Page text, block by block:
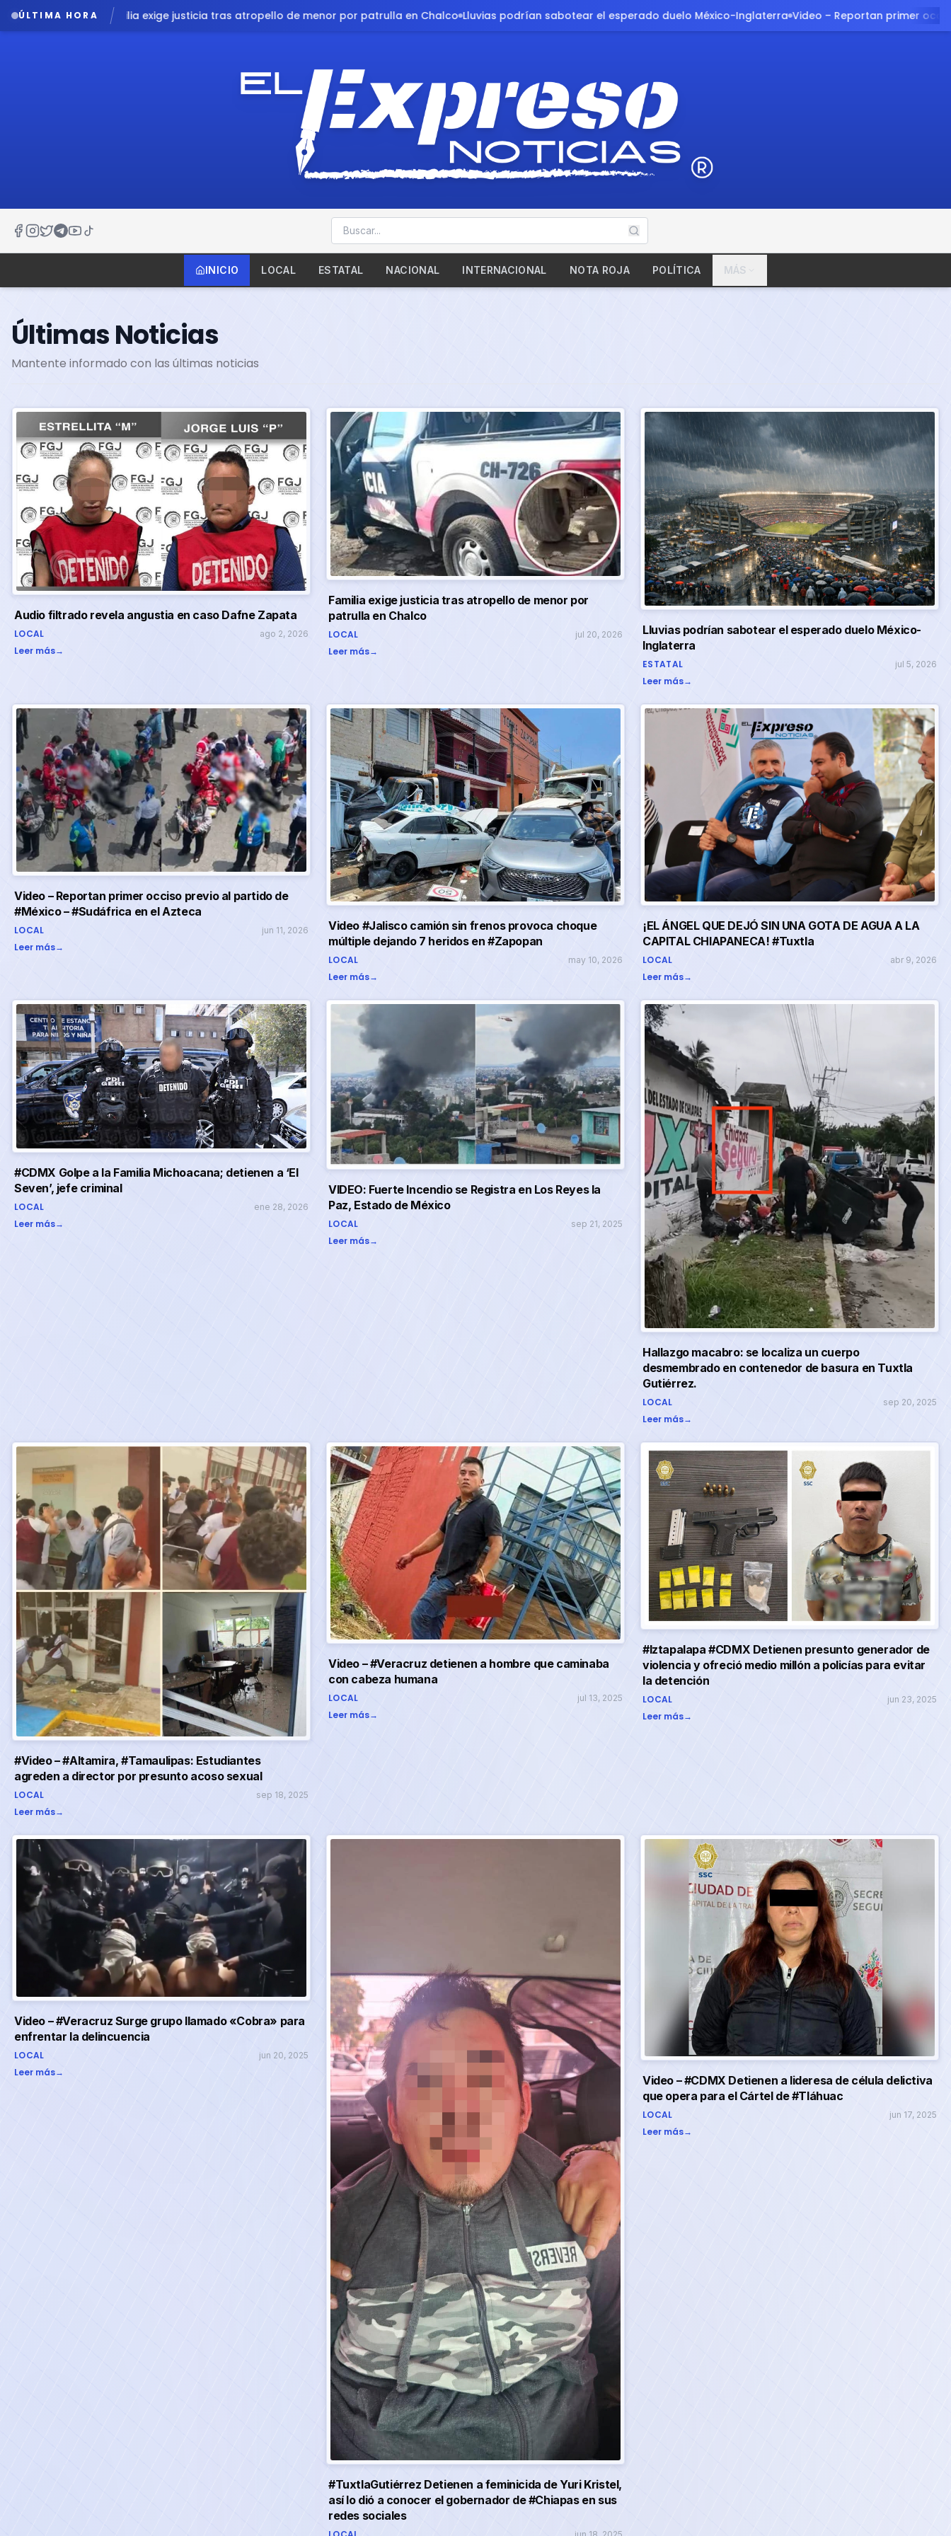
ÚLTIMA HORA
tras atropello de menor por patrulla en Chalco Lluvias podrían sabotear el esperado duelo México-Inglaterra Video – Reportan primer occiso previo al partido de #México –
INICIO LOCAL ESTATAL NACIONAL INTERNACIONAL NOTA ROJA POLÍTICA MÁS
Últimas Noticias
Mantente informado con las últimas noticias
Audio filtrado revela angustia en caso Dafne Zapata
LOCAL ago 2, 2026
Leer más→
Familia exige justicia tras atropello de menor por
patrulla en Chalco
LOCAL jul 20, 2026
Leer más→
Lluvias podrían sabotear el esperado duelo México-
Inglaterra
ESTATAL jul 5, 2026
Leer más→
Video – Reportan primer occiso previo al partido de
#México – #Sudáfrica en el Azteca
LOCAL jun 11, 2026
Leer más→
Video #Jalisco camión sin frenos provoca choque
múltiple dejando 7 heridos en #Zapopan
LOCAL may 10, 2026
Leer más→
¡EL ÁNGEL QUE DEJÓ SIN UNA GOTA DE AGUA A LA
CAPITAL CHIAPANECA! #Tuxtla
LOCAL abr 9, 2026
Leer más→
#CDMX Golpe a la Familia Michoacana; detienen a ‘El
Seven’, jefe criminal
LOCAL ene 28, 2026
Leer más→
VIDEO: Fuerte Incendio se Registra en Los Reyes la
Paz, Estado de México
LOCAL sep 21, 2025
Leer más→
Hallazgo macabro: se localiza un cuerpo
desmembrado en contenedor de basura en Tuxtla
Gutiérrez.
LOCAL sep 20, 2025
Leer más→
#Video – #Altamira, #Tamaulipas: Estudiantes
agreden a director por presunto acoso sexual
LOCAL sep 18, 2025
Leer más→
Video – #Veracruz detienen a hombre que caminaba
con cabeza humana
LOCAL jul 13, 2025
Leer más→
#Iztapalapa #CDMX Detienen presunto generador de
violencia y ofreció medio millón a policías para evitar
la detención
LOCAL jun 23, 2025
Leer más→
Video – #Veracruz Surge grupo llamado «Cobra» para
enfrentar la delincuencia
LOCAL jun 20, 2025
Leer más→
#TuxtlaGutiérrez Detienen a feminicida de Yuri Kristel,
así lo dió a conocer el gobernador de #Chiapas en sus
redes sociales
Video – #CDMX Detienen a lideresa de célula delictiva
que opera para el Cártel de #Tláhuac
LOCAL jun 17, 2025
Leer más→